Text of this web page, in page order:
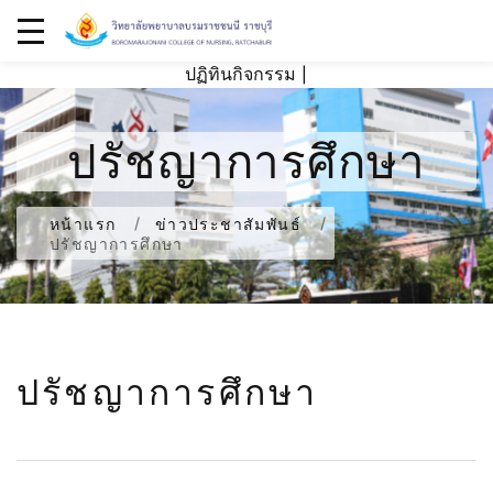
ปฏิทินกิจกรรม
ปรัชญาการศึกษา
หน้าแรก
ข่าวประชาสัมพันธ์
ปรัชญาการศึกษา
ปรัชญาการศึกษา